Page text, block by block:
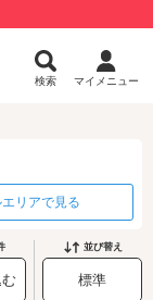
検索 マイメニュー
リアで見る
並び替え
標準